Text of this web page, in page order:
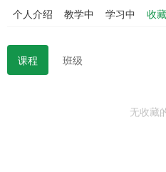
个人介绍 教学中 学习中 收
课程 班级
无收藏